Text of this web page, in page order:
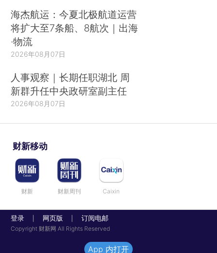
海杰航运：今夏北极航道运营
将扩大至7条船、8航次｜出海
·物流
2026年08月07日
人事观察｜长期任职湖北 周
新群升任中央政研室副主任
2026年08月07日
财新移动
财新 财新周刊 Caixin
登录 网页版 订阅电邮
Copyright 财新网 All Rights Reserved
App 内打开